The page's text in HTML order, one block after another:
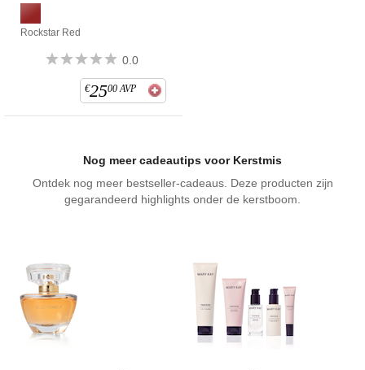
Rockstar Red
0.0
€2500 AVP
Nog meer cadeautips voor Kerstmis
Ontdek nog meer bestseller-cadeaus. Deze producten zijn
gegarandeerd highlights onder de kerstboom.